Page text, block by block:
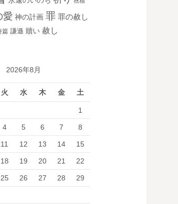
愛 神の計画 罪 罪の赦し
篇 謙遜 贖い 赦し
2026年8月
火 水 木 金 土
1
4 5 6 7 8
11 12 13 14 15
18 19 20 21 22
25 26 27 28 29